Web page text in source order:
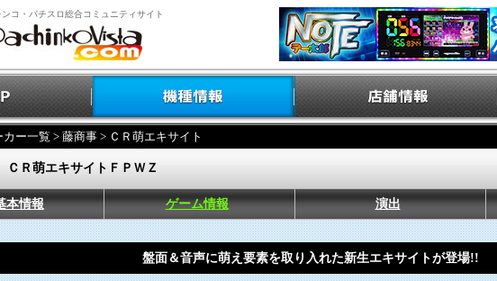
ンコ・パチスロ総合コミュニティサイト
カー一覧 > 藤商事 > ＣＲ萌エキサイト
ＣＲ萌エキサイトＦＰＷＺ
本情報 ゲーム情報 演出
盤面＆音声に萌え要素を取り入れた新生エキサイトが登場!!